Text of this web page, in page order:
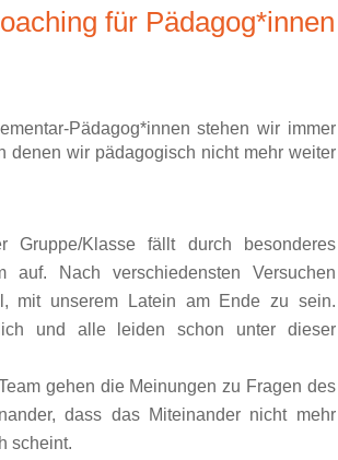
für Pädagog*innen
Pädagog*innen stehen wir immer
denen wir pädagogisch nicht mehr weiter
Gruppe/Klasse fällt durch besonderes
auf. Nach verschiedensten Versuchen
mit unserem Latein am Ende zu sein.
und alle leiden schon unter dieser
gehen die Meinungen zu Fragen des
dass das Miteinander nicht mehr
scheint.